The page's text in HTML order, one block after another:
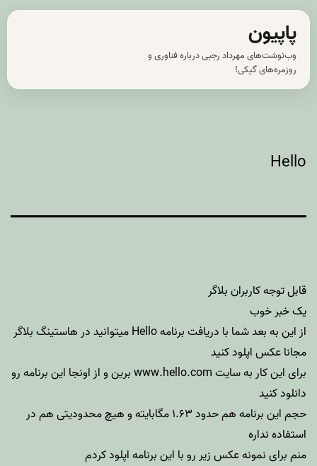
پرش
محتوا
پاپیون
وب‌نوشت‌های مهرداد رجبی درباره فناوری و
روزمره‌های گیکی!
Hello
قابل توجه کاربران بلاگر
یک خبر خوب
از این به بعد شما با دریافت برنامه Hello میتوانید در هاستینگ بلاگر
مجانا عکس اپلود کنید
برای این کار به سایت www.hello.com برین و از اونجا این برنامه رو
دانلود کنید
حجم این برنامه هم حدود ۱.۶۳ مگابایته و هیچ محدودیتی هم در
استفاده نداره
منم برای نمونه عکس زیر رو با این برنامه اپلود کردم